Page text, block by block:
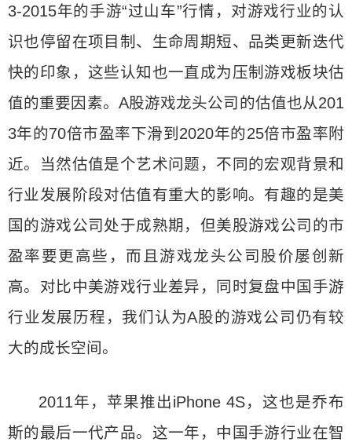
3-2015年的手游“过山车”行情，对游戏行业的认
识也停留在项目制、生命周期短、品类更新迭代
快的印象，这些认知也一直成为压制游戏板块估
值的重要因素。A股游戏龙头公司的估值也从201
3年的70倍市盈率下滑到2020年的25倍市盈率附
近。当然估值是个艺术问题，不同的宏观背景和
行业发展阶段对估值有重大的影响。有趣的是美
国的游戏公司处于成熟期，但美股游戏公司的市
盈率要更高些，而且游戏龙头公司股价屡创新
高。对比中美游戏行业差异，同时复盘中国手游
行业发展历程，我们认为A股的游戏公司仍有较
大的成长空间。
2011年，苹果推出iPhone 4S，这也是乔布
斯的最后一代产品。这一年，中国手游行业在智